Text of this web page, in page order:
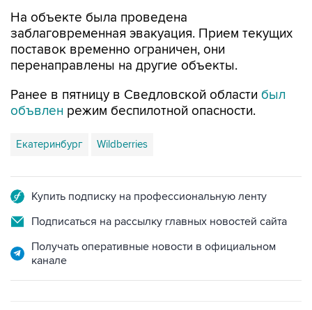
поставок временно ограничен, они
перенаправлены на другие объекты.
Ранее в пятницу в Сведловской области
Екатеринбург Wildberries
Подписаться на рассылку главных новостей сайта
Получать оперативные новости в официальном